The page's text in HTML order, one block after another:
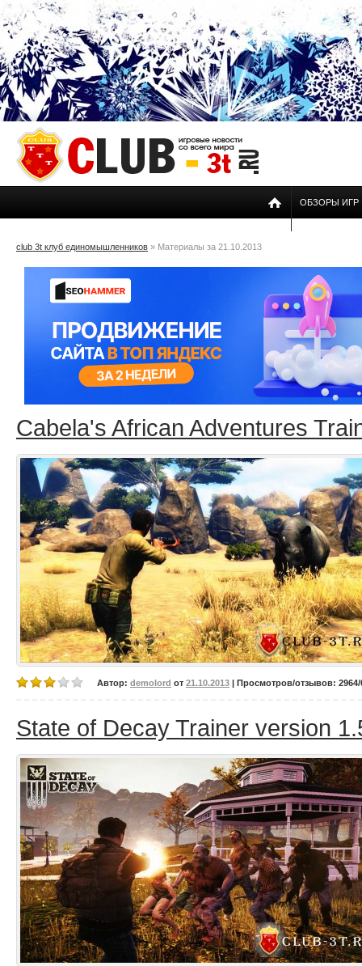
ОБЗОРЫ ИГР
club 3t клуб единомышленников » Материалы за 21.10.2013
Cabela's African Adventures
Автор: demolord от 21.10.2013 | Просмотров/отзывов: 2964/
State of Decay Trainer version